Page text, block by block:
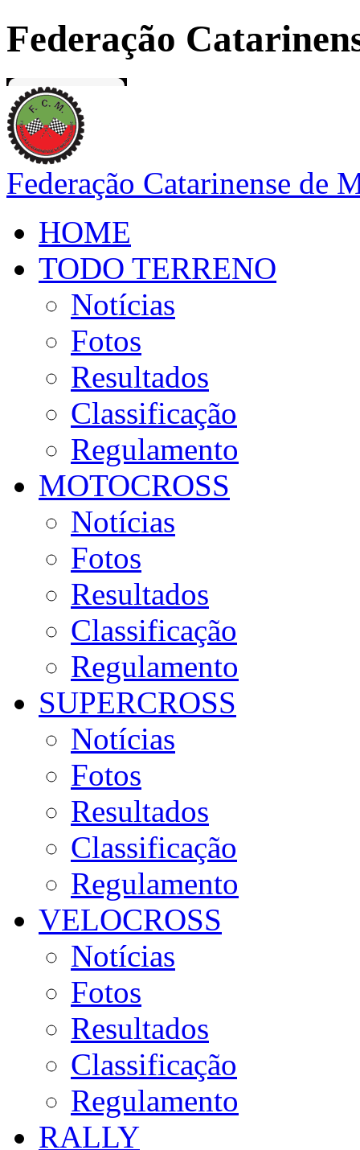
Federação
Federação Catarinense de
HOME
TODO TERRENO
Notícias
Fotos
Resultados
Classificação
Regulamento
MOTOCROSS
Notícias
Fotos
Resultados
Classificação
Regulamento
SUPERCROSS
Notícias
Fotos
Resultados
Classificação
Regulamento
VELOCROSS
Notícias
Fotos
Resultados
Classificação
Regulamento
RALLY